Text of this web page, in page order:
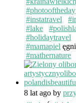
#photooftheday
#instatravel
#lake
#holidaytravel
#mamapiel
#mathernature
8 lat ago by